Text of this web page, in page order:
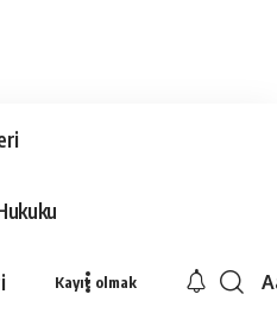
Kayıt olmak